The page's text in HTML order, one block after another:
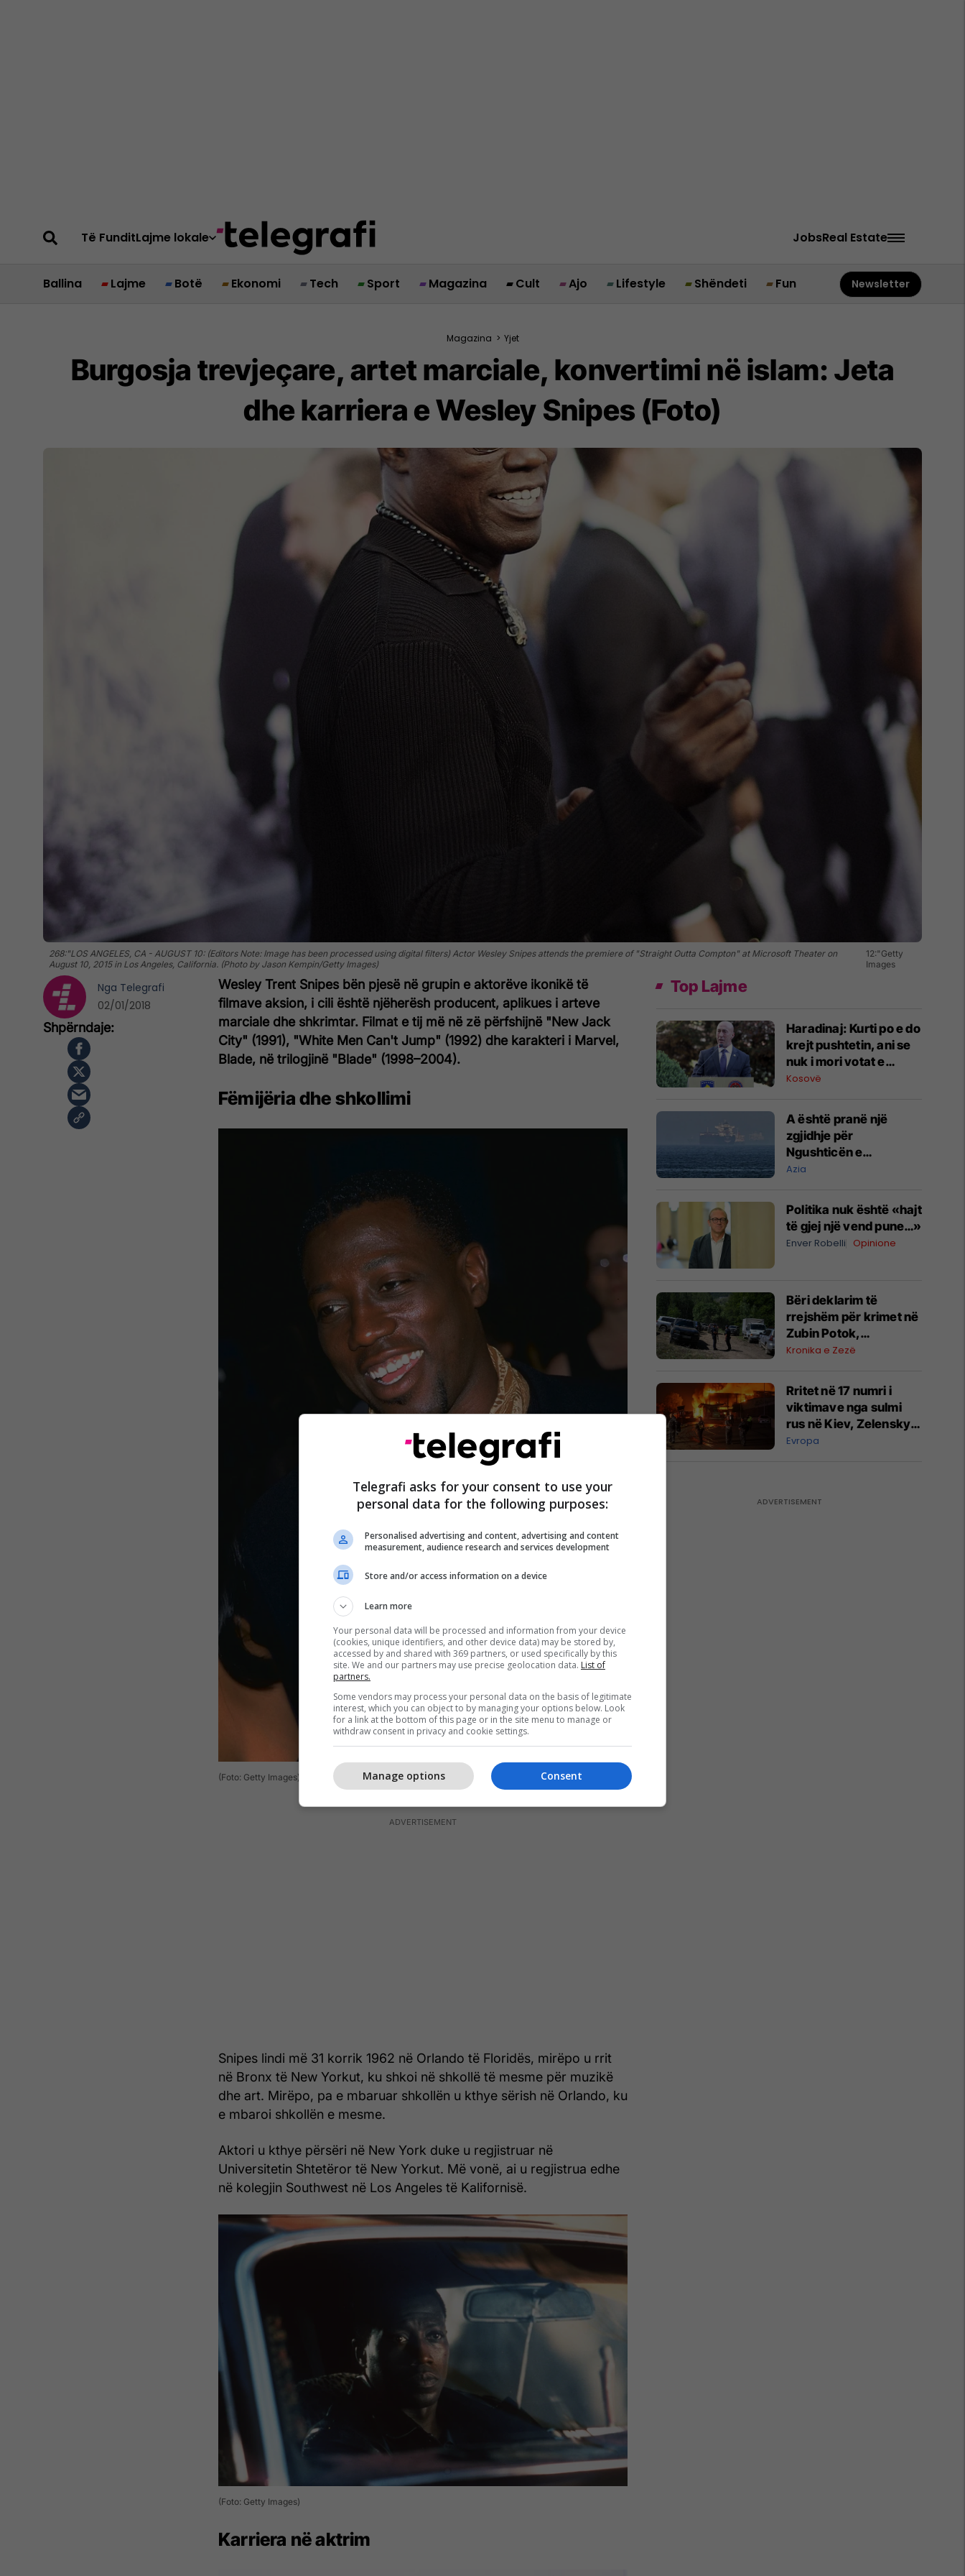
Të FunditLajme lokale JobsReal Estate
Ballina Lajme Botë Ekonomi Tech Sport Magazina Cult Ajo Lifestyle Shëndeti Fun Newsletter
Magazina > Yjet
Burgosja trevjeçare, artet marciale, konvertimi në islam: Jeta
dhe karriera e Wesley Snipes (Foto)
268:"LOS ANGELES, CA - AUGUST 10: (Editors Note: Image has been processed using digital filters) Actor Wesley Snipes attends the premiere of "Straight Outta Compton" at Microsoft Theater on
August 10, 2015 in Los Angeles, California. (Photo by Jason Kempin/Getty Images)
12:"Getty
Images
Wesley Trent Snipes bën pjesë në grupin e aktorëve ikonikë të
filmave aksion, i cili është njëherësh producent, aplikues i arteve
marciale dhe shkrimtar. Filmat e tij më në zë përfshijnë "New Jack
City" (1991), "White Men Can't Jump" (1992) dhe karakteri i Marvel,
Blade, në trilogjinë "Blade" (1998–2004).
Fëmijëria dhe shkollimi
(Foto: Getty Images)
Snipes lindi më 31 korrik 1962 në Orlando të Floridës, mirëpo u rrit
në Bronx të New Yorkut, ku shkoi në shkollë të mesme për muzikë
dhe art. Mirëpo, pa e mbaruar shkollën u kthye sërish në Orlando, ku
e mbaroi shkollën e mesme.
Aktori u kthye përsëri në New York duke u regjistruar në
Universitetin Shtetëror të New Yorkut. Më vonë, ai u regjistrua edhe
në kolegjin Southwest në Los Angeles të Kalifornisë.
(Foto: Getty Images)
Karriera në aktrim
Nga Telegrafi
02/01/2018
Top Lajme
​Haradinaj: Kurti po e do
krejt pushtetin, ani se
nuk i mori votat e
mjaftueshme
Kosovë
A është pranë një
zgjidhje për
Ngushticën e
Hormuzit?
Azia
Politika nuk është «hajt
të gjej një vend pune…»
Enver Robelli Opinione
​Bëri deklarim të
rrejshëm për krimet në
Zubin Potok,
“dëshmitari” nga
Kronika e Zezë
Rritet në 17 numri i
viktimave nga sulmi
rus në Kiev, Zelensky
kërkon më shumë
Evropa
Telegrafi asks for your consent to use your
personal data for the following purposes:
Personalised advertising and content, advertising and content
measurement, audience research and services development
Store and/or access information on a device
Learn more
Your personal data will be processed and information from your device
(cookies, unique identifiers, and other device data) may be stored by,
accessed by and shared with 369 partners, or used specifically by this
site. We and our partners may use precise geolocation data. List of
partners.
Some vendors may process your personal data on the basis of legitimate
interest, which you can object to by managing your options below. Look
for a link at the bottom of this page or in the site menu to manage or
withdraw consent in privacy and cookie settings.
Consent
Manage options